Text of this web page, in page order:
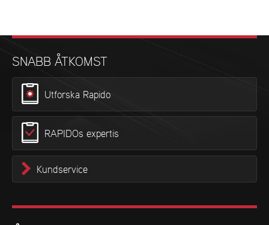
SNABB ÅTKOMST
Utforska Rapido
RAPIDOs expertis
Kundservice